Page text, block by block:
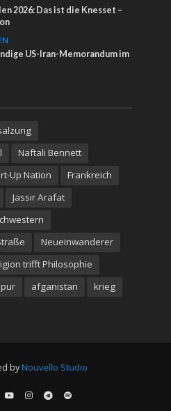
2026: Das ist die Knesset –
US-Iran-Memorandum im
Naftali Bennett
Up Nation
Frankreich
Jassir Arafat
Neueinwanderer
trifft Philosophie
afganistan
krieg
by Nouvello Studio